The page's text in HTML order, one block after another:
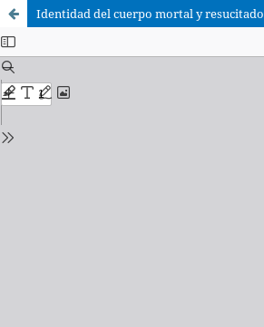
Identidad del cuerpo mortal y resucitado